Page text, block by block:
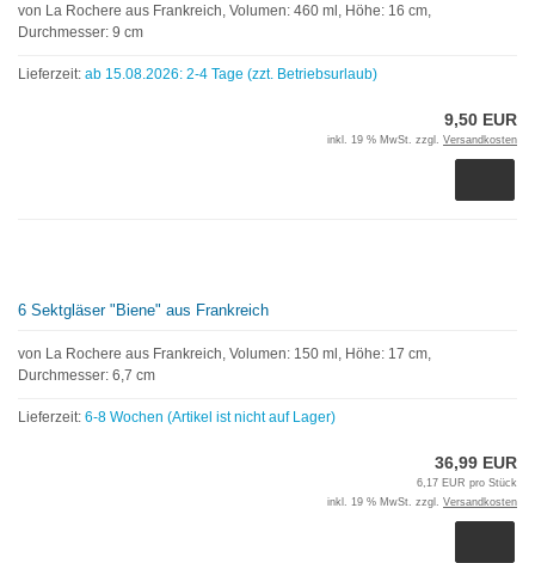
von La Rochere aus Frankreich, Volumen: 460 ml, Höhe: 16 cm,
Durchmesser: 9 cm
Lieferzeit: ab 15.08.2026: 2-4 Tage (zzt. Betriebsurlaub)
9,50 EUR
inkl. 19 % MwSt. zzgl. Versandkosten
6 Sektgläser "Biene" aus Frankreich
von La Rochere aus Frankreich, Volumen: 150 ml, Höhe: 17 cm,
Durchmesser: 6,7 cm
Lieferzeit: 6-8 Wochen (Artikel ist nicht auf Lager)
36,99 EUR
6,17 EUR pro Stück
inkl. 19 % MwSt. zzgl. Versandkosten